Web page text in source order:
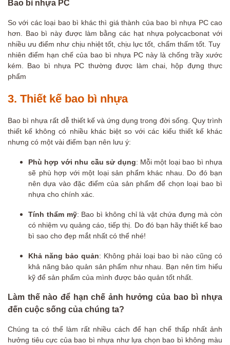
Bao bì nhựa PC
So với các loại bao bì khác thì giá thành của bao bì nhựa PC cao
hơn. Bao bì này được làm bằng các hạt nhựa polycacbonat với
nhiều ưu điểm như chịu nhiệt tốt, chịu lực tốt, chấm thấm tốt. Tuy
nhiên điểm hạn chế của bao bì nhựa PC này là chống trầy xước
kém. Bao bì nhựa PC thường được làm chai, hộp đựng thực
phẩm
3. Thiết kế bao bì nhựa
Bao bì nhựa rất dễ thiết kế và ứng dụng trong đời sống. Quy trình
thiết kế không có nhiều khác biệt so với các kiểu thiết kế khác
nhưng có một vài điểm bạn nên lưu ý:
Phù hợp với nhu cầu sử dụng: Mỗi một loại bao bì nhựa
sẽ phù hợp với một loại sản phẩm khác nhau. Do đó bạn
nên dựa vào đặc điểm của sản phẩm để chọn loại bao bì
nhựa cho chính xác.
Tính thẩm mỹ: Bao bì không chỉ là vật chứa đựng mà còn
có nhiệm vụ quảng cáo, tiếp thị. Do đó bạn hãy thiết kế bao
bì sao cho đẹp mắt nhất có thể nhé!
Khả năng bảo quản: Không phải loại bao bì nào cũng có
khả năng bảo quản sản phẩm như nhau. Bạn nên tìm hiểu
kỹ để sản phẩm của mình được bảo quản tốt nhất.
Làm thế nào để hạn chế ảnh hưởng của bao bì nhựa
đến cuộc sống của chúng ta?
Chúng ta có thể làm rất nhiều cách để hạn chế thấp nhất ảnh
hưởng tiêu cực của bao bì nhựa như lựa chọn bao bì không màu